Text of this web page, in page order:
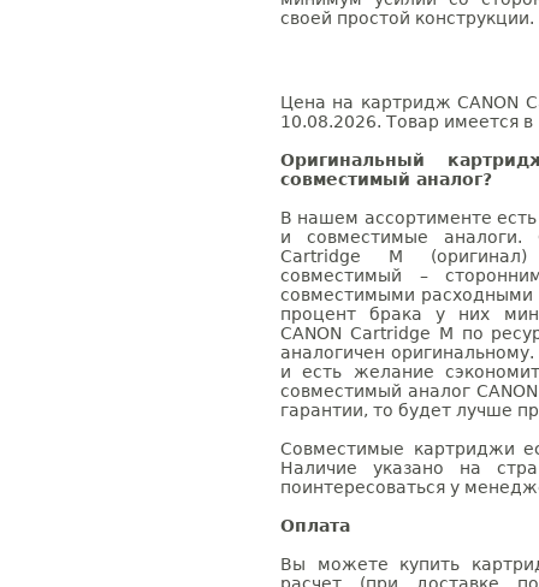
своей простой конструкции.
Цена на картридж CANON
10.08.2026. Товар имеется в
Оригинальный
совместимый аналог?
В нашем ассортименте
и совместимые аналоги.
Cartridge M
совместимый –
совместимыми расходными
процент брака у них
CANON Cartridge M по
аналогичен
и есть желание
совместимый аналог
гарантии, то будет лучше
Совместимые картриджи
Наличие указано на
поинтересоваться у
Оплата
Вы можете купить